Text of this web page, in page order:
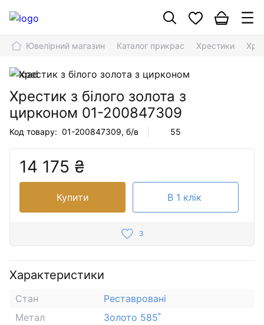
Ювелірний магазин Каталог прикрас Хрестики
Хрестик з білого золота з
цирконом 01-200847309
Код товару: 01-200847309, б/в 55
14 175 ₴
Купити В 1 клік
3
Характеристики
Стан
Реставровані
Метал
Золото 585˚